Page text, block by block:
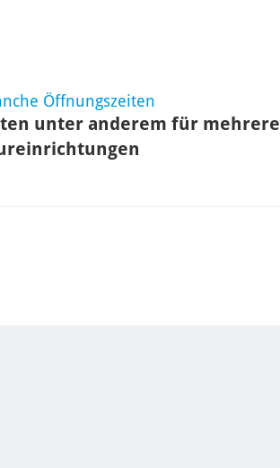
Öffnungszeiten
unter anderem für mehrere